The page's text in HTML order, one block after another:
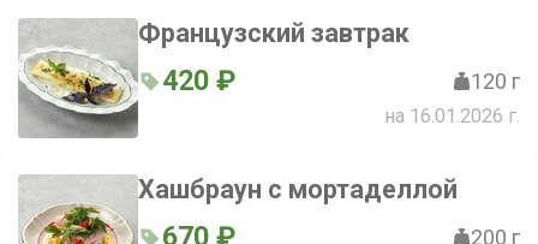
Французский завтрак
420 ₽ 120 г
на 16.01.2026 г.
Хашбраун с мортаделлой
670 ₽ 200 г